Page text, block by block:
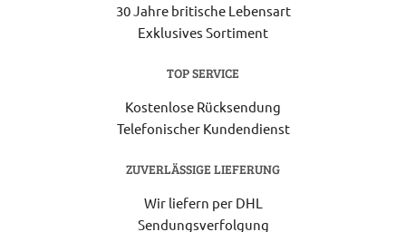
30 Jahre britische Lebensart
Exklusives Sortiment
TOP SERVICE
Kostenlose Rücksendung
Telefonischer Kundendienst
ZUVERLÄSSIGE LIEFERUNG
Wir liefern per DHL
Sendungsverfolgung